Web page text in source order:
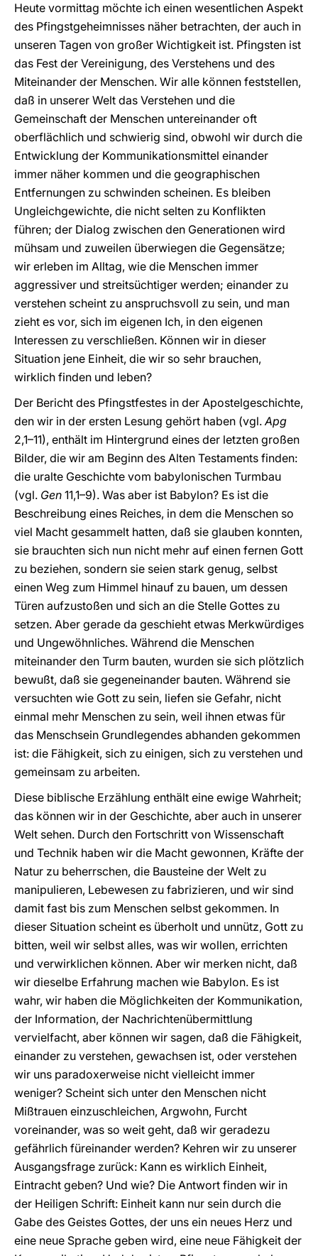
Heute vormittag möchte ich einen wesentlichen Aspekt
des Pfingstgeheimnisses näher betrachten, der auch in
unseren Tagen von großer Wichtigkeit ist. Pfingsten ist
das Fest der Vereinigung, des Verstehens und des
Miteinander der Menschen. Wir alle können feststellen,
daß in unserer Welt das Verstehen und die
Gemeinschaft der Menschen untereinander oft
oberflächlich und schwierig sind, obwohl wir durch die
Entwicklung der Kommunikationsmittel einander
immer näher kommen und die geographischen
Entfernungen zu schwinden scheinen. Es bleiben
Ungleichgewichte, die nicht selten zu Konflikten
führen; der Dialog zwischen den Generationen wird
mühsam und zuweilen überwiegen die Gegensätze;
wir erleben im Alltag, wie die Menschen immer
aggressiver und streitsüchtiger werden; einander zu
verstehen scheint zu anspruchsvoll zu sein, und man
zieht es vor, sich im eigenen Ich, in den eigenen
Interessen zu verschließen. Können wir in dieser
Situation jene Einheit, die wir so sehr brauchen,
wirklich finden und leben?
Der Bericht des Pfingstfestes in der Apostelgeschichte,
den wir in der ersten Lesung gehört haben (vgl.Apg
2,1–11), enthält im Hintergrund eines der letzten großen
Bilder, die wir am Beginn des Alten Testaments finden:
die uralte Geschichte vom babylonischen Turmbau
(vgl. Gen 11,1–9). Was aber ist Babylon? Es ist die
Beschreibung eines Reiches, in dem die Menschen so
viel Macht gesammelt hatten, daß sie glauben konnten,
sie brauchten sich nun nicht mehr auf einen fernen Gott
zu beziehen, sondern sie seien stark genug, selbst
einen Weg zum Himmel hinauf zu bauen, um dessen
Türen aufzustoßen und sich an die Stelle Gottes zu
setzen. Aber gerade da geschieht etwas Merkwürdiges
und Ungewöhnliches. Während die Menschen
miteinander den Turm bauten, wurden sie sich plötzlich
bewußt, daß sie gegeneinander bauten. Während sie
versuchten wie Gott zu sein, liefen sie Gefahr, nicht
einmal mehr Menschen zu sein, weil ihnen etwas für
das Menschsein Grundlegendes abhanden gekommen
ist: die Fähigkeit, sich zu einigen, sich zu verstehen und
gemeinsam zu arbeiten.
Diese biblische Erzählung enthält eine ewige Wahrheit;
das können wir in der Geschichte, aber auch in unserer
Welt sehen. Durch den Fortschritt von Wissenschaft
und Technik haben wir die Macht gewonnen, Kräfte der
Natur zu beherrschen, die Bausteine der Welt zu
manipulieren, Lebewesen zu fabrizieren, und wir sind
damit fast bis zum Menschen selbst gekommen. In
dieser Situation scheint es überholt und unnütz, Gott zu
bitten, weil wir selbst alles, was wir wollen, errichten
und verwirklichen können. Aber wir merken nicht, daß
wir dieselbe Erfahrung machen wie Babylon. Es ist
wahr, wir haben die Möglichkeiten der Kommunikation,
der Information, der Nachrichtenübermittlung
vervielfacht, aber können wir sagen, daß die Fähigkeit,
einander zu verstehen, gewachsen ist, oder verstehen
wir uns paradoxerweise nicht vielleicht immer
weniger? Scheint sich unter den Menschen nicht
Mißtrauen einzuschleichen, Argwohn, Furcht
voreinander, was so weit geht, daß wir geradezu
gefährlich füreinander werden? Kehren wir zu unserer
Ausgangsfrage zurück: Kann es wirklich Einheit,
Eintracht geben? Und wie? Die Antwort finden wir in
der Heiligen Schrift: Einheit kann nur sein durch die
Gabe des Geistes Gottes, der uns ein neues Herz und
eine neue Sprache geben wird, eine neue Fähigkeit der